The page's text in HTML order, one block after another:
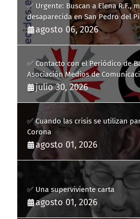
✅ Urgente: Buscan a Elena R.F.,
desaparecida en San Pedro del
agosto 06, 2026
✅ Contacto con el Periódico de
Asociación Medios de
julio 30, 2026
✅ Cuando las crisis se utilizan
Corona
agosto 01, 2026
✅ Una superviviente carta
agosto 01, 2026